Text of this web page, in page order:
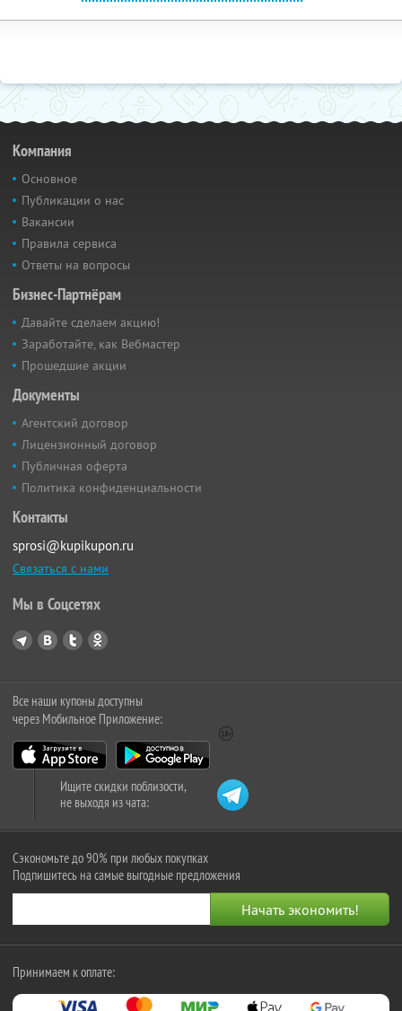
Компания
Основное
Публикации о нас
Вакансии
Правила сервиса
Ответы на вопросы
Бизнес-Партнёрам
Давайте сделаем акцию!
Заработайте, как Вебмастер
Прошедшие акции
Документы
Агентский договор
Лицензионный договор
Публичная оферта
Политика конфиденциальности
Контакты
sprosi@kupikupon.ru
Связаться с нами
Мы в Соцсетях
Все наши купоны доступны
через Мобильное Приложение:
Ищите скидки поблизости,
не выходя из чата:
Сэкономьте до 90% при любых покупках
Подпишитесь на самые выгодные предложения
Принимаем к оплате: